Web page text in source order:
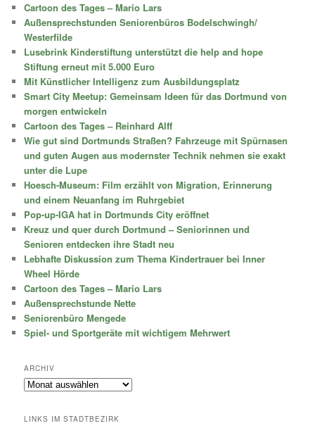
n
Cartoon des Tages – Mario Lars
Außensprechstunden Seniorenbüros Bodelschwingh/
Westerfilde
Lusebrink Kinderstiftung unterstützt die help and hope
Stiftung erneut mit 5.000 Euro
Mit Künstlicher Intelligenz zum Ausbildungsplatz
Smart City Meetup: Gemeinsam Ideen für das Dortmund von
morgen entwickeln
Cartoon des Tages – Reinhard Alff
Wie gut sind Dortmunds Straßen? Fahrzeuge mit Spürnasen
und guten Augen aus modernster Technik nehmen sie exakt
unter die Lupe
Hoesch-Museum: Film erzählt von Migration, Erinnerung
und einem Neuanfang im Ruhrgebiet
Pop-up-IGA hat in Dortmunds City eröffnet
Kreuz und quer durch Dortmund – Seniorinnen und
Senioren entdecken ihre Stadt neu
Lebhafte Diskussion zum Thema Kindertrauer bei Inner
Wheel Hörde
Cartoon des Tages – Mario Lars
Außensprechstunde Nette
Seniorenbüro Mengede
Spiel- und Sportgeräte mit wichtigem Mehrwert
ARCHIV
Archiv
LINKS IM STADTBEZIRK